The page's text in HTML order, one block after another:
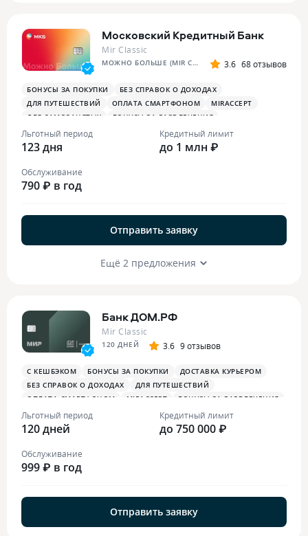
Московский Кредитный Банк
Mir Classic
МОЖНО БОЛЬШЕ (MIR CLASSIC) 3.6 68 отзывов
БОНУСЫ ЗА ПОКУПКИ
БЕЗ СПРАВОК О ДОХОДАХ
ДЛЯ ПУТЕШЕСТВИЙ
ОПЛАТА СМАРТФОНОМ
MIRACCEPT
ДЛЯ САМОЗАНЯТЫХ
БОНУСЫ ЗА РАЗВЛЕЧЕНИЯ
Льготный период
123 дня
Кредитный лимит
до 1 млн ₽
Обслуживание
790 ₽ в год
Отправить заявку
Ещё 2 предложения
Банк ДОМ.РФ
Mir Classic
120 ДНЕЙ 3.6 9 отзывов
С КЕШБЭКОМ БОНУСЫ ЗА ПОКУПКИ
ДОСТАВКА КУРЬЕРОМ
БЕЗ СПРАВОК О ДОХОДАХ
ДЛЯ ПУТЕШЕСТВИЙ
ОПЛАТА СМАРТФОНОМ
MIRACCEPT
БОНУСЫ ЗА РАЗВЛЕЧЕНИЯ
БОНУСЫ В РЕСТОРАНАХ
Льготный период
120 дней
Кредитный лимит
до 750 000 ₽
Обслуживание
999 ₽ в год
Отправить заявку